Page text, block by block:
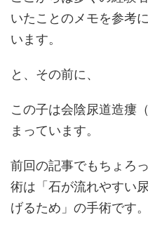
いたことのメモを参考
います。
と、その前に、
この子は会陰尿道造瘻
まっています。
前回の記事でもちょろ
術は「石が流れやすい
げるため」の手術です。